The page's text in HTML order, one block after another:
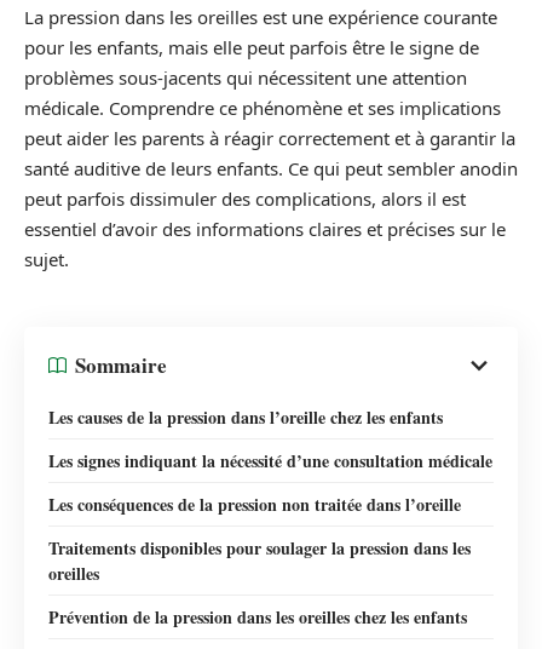
La pression dans les oreilles est une expérience courante
pour les enfants, mais elle peut parfois être le signe de
problèmes sous-jacents qui nécessitent une attention
médicale. Comprendre ce phénomène et ses implications
peut aider les parents à réagir correctement et à garantir la
santé auditive de leurs enfants. Ce qui peut sembler anodin
peut parfois dissimuler des complications, alors il est
essentiel d’avoir des informations claires et précises sur le
sujet.
Sommaire
Les causes de la pression dans l’oreille chez les enfants
Les signes indiquant la nécessité d’une consultation médicale
Les conséquences de la pression non traitée dans l’oreille
Traitements disponibles pour soulager la pression dans les
oreilles
Prévention de la pression dans les oreilles chez les enfants